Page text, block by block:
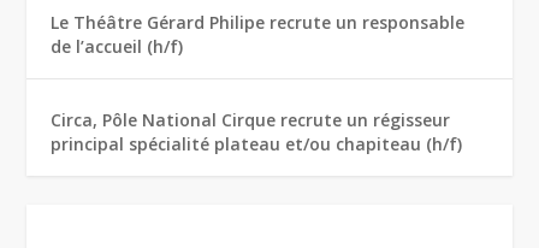
Le Théâtre Gérard Philipe recrute un responsable
de l’accueil (h/f)
Circa, Pôle National Cirque recrute un régisseur
principal spécialité plateau et/ou chapiteau (h/f)